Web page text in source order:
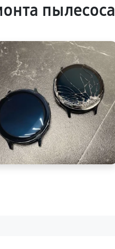
пылесоса